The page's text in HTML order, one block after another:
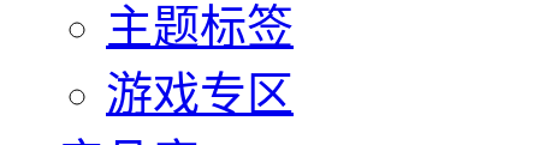
主题标签
游戏专区